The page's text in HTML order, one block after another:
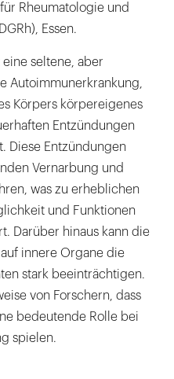
Rheumatologie und
Essen.
eine seltene, aber
Autoimmunerkrankung,
Körpers körpereigenes
Entzündungen
Diese Entzündungen
Vernarbung und
was zu erheblichen
und Funktionen
Darüber hinaus kann die
innere Organe die
stark beeinträchtigen.
von Forschern, dass
bedeutende Rolle bei
spielen.